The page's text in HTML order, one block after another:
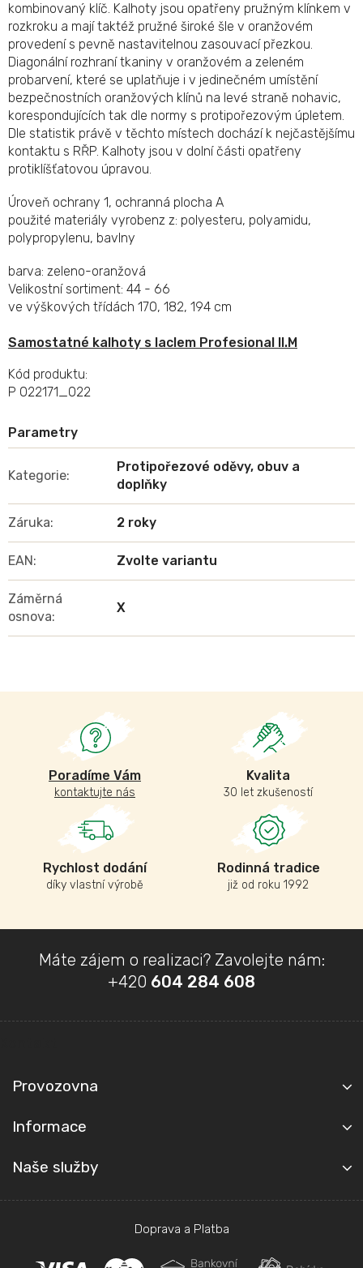
Poradíme Vám
kontaktujte nás
Kvalita
30 let zkušeností
Rychlost dodání
díky vlastní výrobě
Rodinná tradice
již od roku 1992
kombinovaný klíč. Kalhoty jsou opatřeny pružným klínkem v
rozkroku a mají taktéž pružné široké šle v oranžovém
provedení s pevně nastavitelnou zasouvací přezkou.
Diagonální rozhraní tkaniny v oranžovém a zeleném
probarvení, které se uplatňuje i v jedinečném umístění
bezpečnostních oranžových klínů na levé straně nohavic,
korespondujících tak dle normy s protipořezovým úpletem.
Dle statistik právě v těchto místech dochází k nejčastějšímu
kontaktu s RŘP. Kalhoty jsou v dolní části opatřeny
protiklíšťatovou úpravou.
Úroveň ochrany 1, ochranná plocha A
použité materiály vyrobenz z: polyesteru, polyamidu,
polypropylenu, bavlny
barva: zeleno-oranžová
Velikostní sortiment: 44 - 66
ve výškových třídách 170, 182, 194 cm
Samostatné kalhoty s laclem Profesional II.M
Kód produktu:
P 022171_022
Kategorie:
Protipořezové oděvy, obuv a
doplňky
Záruka: 2 roky
EAN : Zvolte variantu
Záměrná
osnova:
X
a
Máte zájem o realizaci? Zavolejte nám:
+420 604 284 608
Provozovna
Informace
Naše služby
Doprava a Platba